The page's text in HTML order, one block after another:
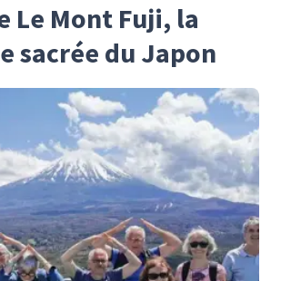
Le Mont Fuji, la
sacrée du Japon